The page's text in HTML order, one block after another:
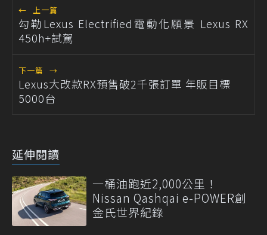
← 上一篇
勾勒Lexus Electrified電動化願景 Lexus RX
450h+試駕
下一篇 →
Lexus大改款RX預售破2千張訂單 年販目標
5000台
延伸閱讀
一桶油跑近2,000公里！
Nissan Qashqai e-POWER創
金氏世界紀錄